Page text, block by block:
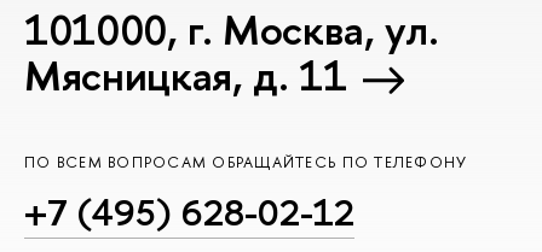
101000, г. Москва, ул.
Мясницкая, д. 11
ПО ВСЕМ ВОПРОСАМ ОБРАЩАЙТЕСЬ ПО ТЕЛЕФОНУ
+7 (495) 628-02-12